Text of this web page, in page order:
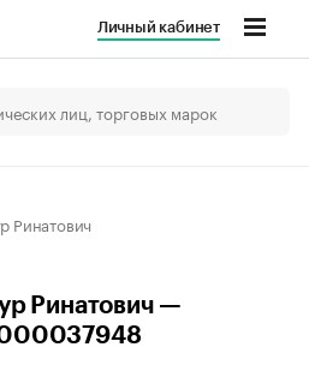
Личный кабинет
Ринатович
Ринатович —